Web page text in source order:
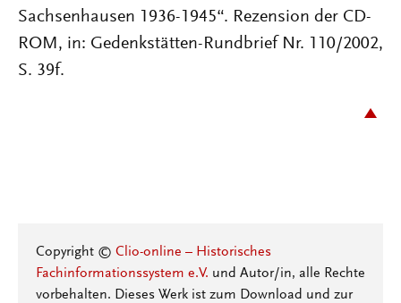
Sachsenhausen 1936-1945“. Rezension der CD-
ROM, in: Gedenkstätten-Rundbrief Nr. 110/2002,
S. 39f.
Copyright © Clio-online – Historisches
Fachinformationssystem e.V. und Autor/in, alle Rechte
vorbehalten. Dieses Werk ist zum Download und zur